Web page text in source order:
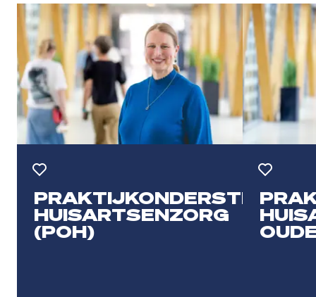
PRAKTIJKONDERSTEUNER
HUISARTSENZORG
(POH)
Toevoegen aan favorieten